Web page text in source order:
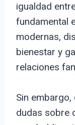
igualdad
fundamental
modernas,
bienestar y
relaciones
Sin
dudas sobre